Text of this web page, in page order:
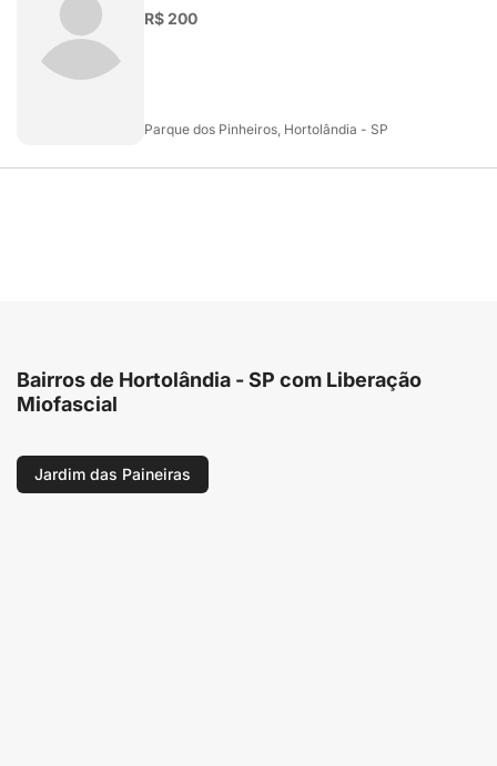
R$ 200
Parque dos Pinheiros, Hortolândia - SP
Bairros de Hortolândia - SP com Liberação
Miofascial
Jardim das Paineiras